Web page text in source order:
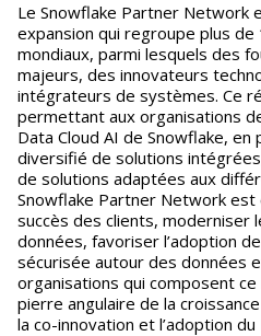
Le Snowflake Partner Network
expansion qui regroupe plus
mondiaux, parmi lesquels des
majeurs, des innovateurs
intégrateurs de systèmes. Ce
permettant aux organisations
Data Cloud AI de Snowflake,
diversifié de solutions
de solutions adaptées aux
Snowflake Partner Network
succès des clients, moderniser
données, favoriser l’adoption
sécurisée autour des données
organisations qui composent
pierre angulaire de la
la co-innovation et l’adoption